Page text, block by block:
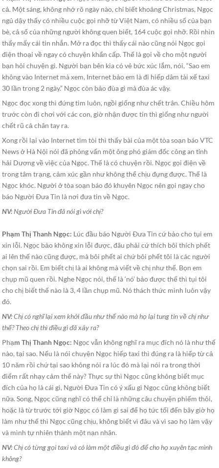
cả. Một sáng, không nhớ rõ ngày nào, chỉ biết khoảng Christmas, Ngọc
ngủ dậy thấy có nhiều cuộc gọi nhỡ từ Việt Nam, có nhiều số của bạn
bè, cả số của những người không quen biết, 164 cuộc gọi nhỡ. Rồi nhìn
thấy mấy cái tin nhắn. Mở ra đọc thì thấy cái nào cũng nói Ngọc gọi
điện thoại về ngay có chuyện khẩn cấp. Thế là gọi về cho một người
bạn hỏi chuyện gì. Người bạn bên kia có vẻ bức xúc lắm, nói, “Sao em
không vào Internet mà xem, Internet bảo em là đi hiếp dâm tài xế taxi
30 lần trong 2 ngày.” Ngọc còn bảo đùa gì mà đùa ác vậy.
Ngọc đọc xong thì đứng tim luôn, ngồi giống như chết trân. Chiều hôm
trước còn đi chơi với các con, giờ nhận được tin thì giống như người
chết rũ cả chân tay ra.
Xong rồi lại vào Internet tìm tòi thì thấy bài của một tòa soạn báo VTC
News ở Hà Nội nói đã phỏng vấn một ông phó giám đốc công an tỉnh
hải Dương về việc của Ngọc. Thế là có chuyện rồi. Ngọc gọi điện về
trong tâm trạng, cảm xúc gần như không thể chịu đựng được. Thế là
Ngọc khóc. Người ở tòa soạn báo đó khuyên Ngọc nên gọi ngay cho
báo Người Ðưa Tin là nơi đưa tin về Ngọc.
NV: Người Ðưa Tin đã nói gì với chị?
Phạm Thị Thanh Ngọc: Lúc đầu báo Người Ðưa Tin cứ bảo cho tụi em
xin lỗi. Ngọc bảo không xin lỗi được, đâu phải cứ thích bôi thích phết
ai lên thế nào cũng được, mà bôi phết ai chứ bôi phết tôi là các người
chọn sai rồi. Em biết chị là ai không mà viết về chị như thế. Bọn em
chụp mũ quen rồi. Nghe Ngọc nói, thế là ‘nó’ bảo được thế thì tụi tôi
cho chị biết thế nào là 3, 4 lần chụp mũ. Nó thách thức mình luôn vậy
đó.
NV:Chị có nghĩ lại xem khởi đầu như thế nào mà họ lại tung tin về chị như
thế? Theo chị thì điều gì đã xảy ra?
Phạm Thị Thanh Ngọc: Ngọc vẫn không nghĩ ra mục đích nó là như thế
nào, tại sao. Nếu là nói chuyện Ngọc hiếp taxi thì đúng ra là hiếp từ cả
10 năm rồi chứ tại sao không nói ra lúc đó mà lại nói ra trong thời
điểm rất nhạy cảm thế này? Thực sự thì Ngọc cũng không biết mục
đích của họ là cái gì, Người Ðưa Tin có ý xấu gì Ngọc cũng không biết
nữa. Song, Ngọc cũng nghĩ có thể chỉ là những câu chuyện phiếm thôi,
hoặc là từ trước tới giờ Ngọc có làm gì sai để họ tức tối đến bây giờ họ
làm như thế thì Ngọc cũng chịu, không biết vì đâu và vì sao họ làm vậy
và mình tự nhiên thành một nạn nhân.
NV:Chị có từng gọi taxi và có làm một điều gì đó để cho họ xuyên tạc mình
không?